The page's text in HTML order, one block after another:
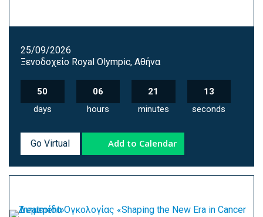
25/09/2026
Ξενοδοχείο Royal Olympic, Αθήνα
50
days
06
hours
21
minutes
12
seconds
Go Virtual Add to Calendar